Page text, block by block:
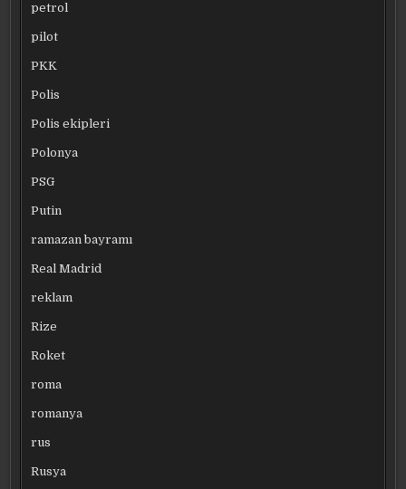
petrol
pilot
PKK
Polis
Polis ekipleri
Polonya
PSG
Putin
ramazan bayramı
Real Madrid
reklam
Rize
Roket
roma
romanya
rus
Rusya